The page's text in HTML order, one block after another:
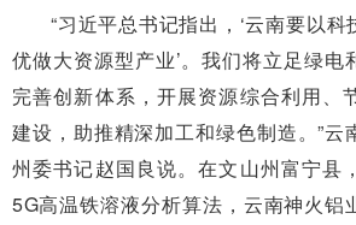
“习近平总书记指出，‘云南要以
优做大资源型产业’。我们将立足绿电
完善创新体系，开展资源综合利用、
建设，助推精深加工和绿色制造。”云
州委书记赵国良说。在文山州富宁县
5G高温铁溶液分析算法，云南神火铝